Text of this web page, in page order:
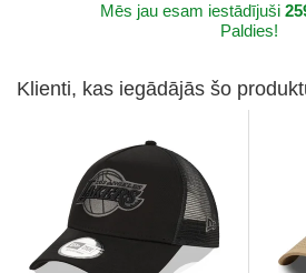
Mēs jau esam iestādījuši
Paldies!
Klienti, kas iegādājās šo